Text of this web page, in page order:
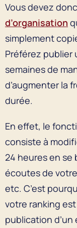
Vous devez donc
d’organisation
simplement
Préférez publier
semaines de
d’augmenter la
durée.
En effet, le
consiste à
24 heures en se
écoutes de
etc. C’est
votre ranking
publication